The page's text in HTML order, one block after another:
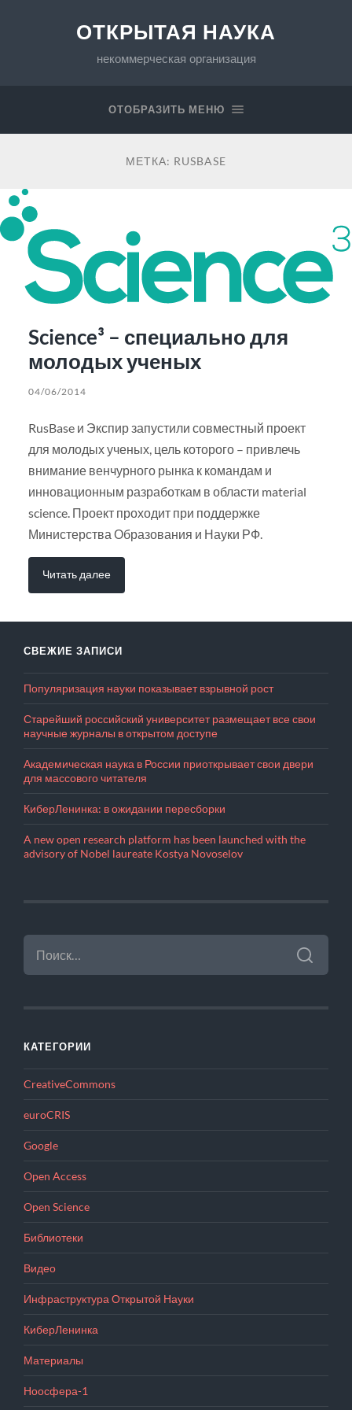
ОТКРЫТАЯ НАУКА
некоммерческая организация
ОТОБРАЗИТЬ МЕНЮ
МЕТКА: RUSBASE
Science³ – специально для
молодых ученых
04/06/2014
RusBase и Экспир запустили совместный проект
для молодых ученых, цель которого – привлечь
внимание венчурного рынка к командам и
инновационным разработкам в области material
science. Проект проходит при поддержке
Министерства Образования и Науки РФ.
Читать далее
СВЕЖИЕ ЗАПИСИ
Популяризация науки показывает взрывной рост
Старейший российский университет размещает все свои
научные журналы в открытом доступе
Академическая наука в России приоткрывает свои двери
для массового читателя
КиберЛенинка: в ожидании пересборки
A new open research platform has been launched with the
advisory of Nobel laureate Kostya Novoselov
НАЙТИ:
КАТЕГОРИИ
CreativeCommons
euroCRIS
Google
Open Access
Open Science
Библиотеки
Видео
Инфраструктура Открытой Науки
КиберЛенинка
Материалы
Ноосфера-1